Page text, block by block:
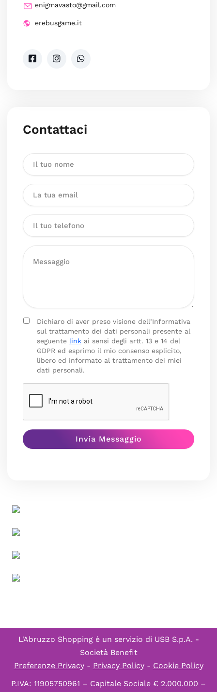
enigmavasto@gmail.com
erebusgame.it
Contattaci
Dichiaro di aver preso visione dell’Informativa
sul trattamento dei dati personali presente al
seguente link ai sensi degli artt. 13 e 14 del
GDPR ed esprimo il mio consenso esplicito,
libero ed informato al trattamento dei miei
dati personali.
L'Abruzzo Shopping è un servizio di USB S.p.A. -
Società Benefit
Preferenze Privacy- Privacy Policy- Cookie Policy
P.IVA: 11905750961 – Capitale Sociale € 2.000.000 –